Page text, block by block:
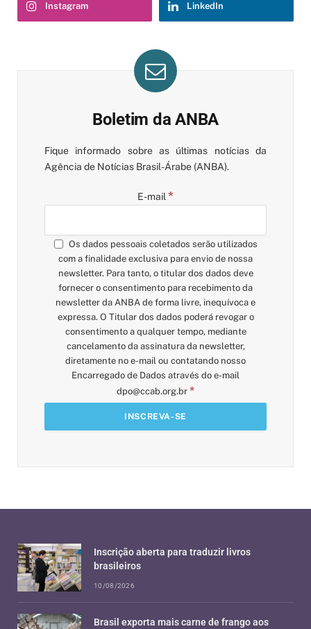
Instagram LinkedIn
Boletim da ANBA
Fique informado sobre as últimas notícias da
Agência de Notícias Brasil-Árabe (ANBA).
E-mail*
Os dados pessoais coletados serão utilizados
com a finalidade exclusiva para envio de nossa
newsletter. Para tanto, o titular dos dados deve
fornecer o consentimento para recebimento da
newsletter da ANBA de forma livre, inequívoca e
expressa. O Titular dos dados poderá revogar o
consentimento a qualquer tempo, mediante
cancelamento da assinatura da newsletter,
diretamente no e-mail ou contatando nosso
Encarregado de Dados através do e-mail
dpo@ccab.org.br *
Inscrição aberta para traduzir livros
brasileiros
10/08/2026
Brasil exporta mais carne de frango aos